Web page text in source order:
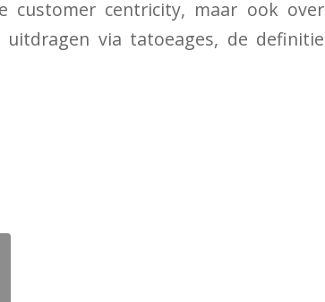
customer centricity, maar ook over
via tatoeages, de definitie